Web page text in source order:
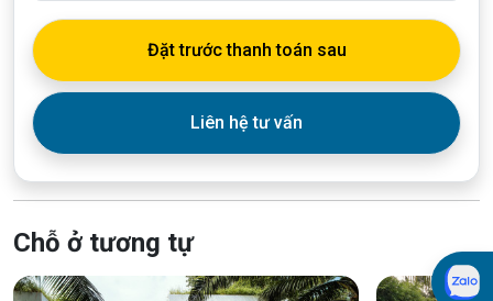
Đặt trước thanh toán sau
Liên hệ tư vấn
Chỗ ở tương tự